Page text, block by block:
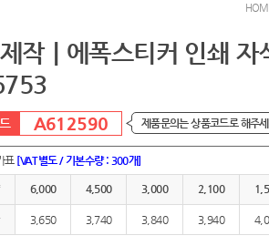
작｜에폭스티커 인쇄 자
A612590 제품문의는 상품코드로 해주
표 [VAT별도 / 기본수량 : 300개]
6,000 4,500 3,000 2,100
3,650 3,740 3,840 3,940